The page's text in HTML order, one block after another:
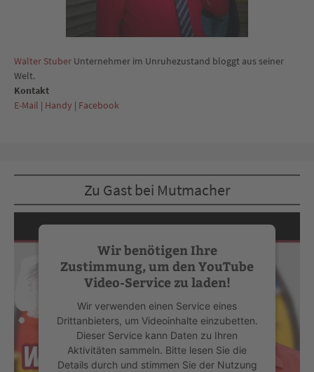
Walter Stuber Unternehmer im Unruhezustand bloggt aus seiner
Welt.
Kontakt
E-Mail | Handy | Facebook
Zu Gast bei Mutmacher
Wir benötigen Ihre
Zustimmung, um den YouTube
Video-Service zu laden!
Wir verwenden einen Service eines
Drittanbieters, um Videoinhalte einzubetten.
Dieser Service kann Daten zu Ihren
Aktivitäten sammeln. Bitte lesen Sie die
Details durch und stimmen Sie der Nutzung